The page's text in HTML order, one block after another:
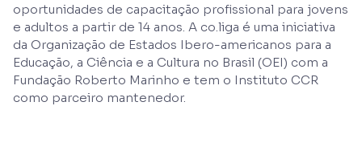
oportunidades de capacitação profissional para jovens
e adultos a partir de 14 anos. A co.liga é uma iniciativa
da Organização de Estados Ibero-americanos para a
Educação, a Ciência e a Cultura no Brasil (OEI) com a
Fundação Roberto Marinho e tem o Instituto CCR
como parceiro mantenedor.